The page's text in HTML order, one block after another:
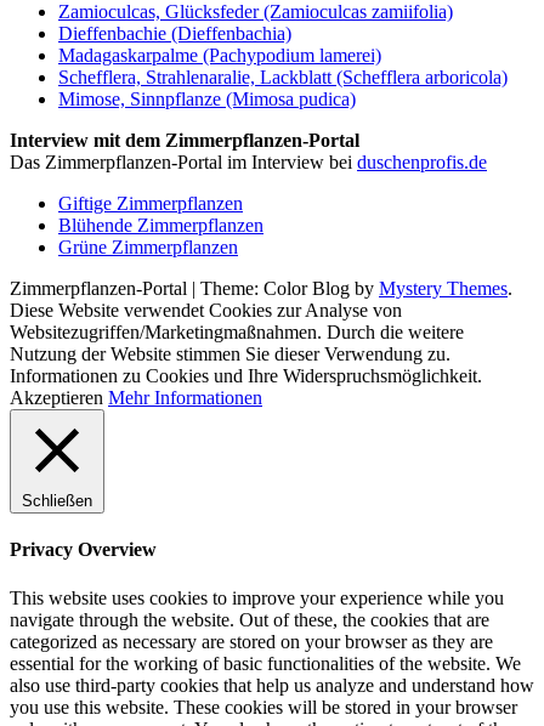
Zamioculcas, Glücksfeder (Zamioculcas zamiifolia)
Dieffenbachie (Dieffenbachia)
Madagaskarpalme (Pachypodium lamerei)
Schefflera, Strahlenaralie, Lackblatt (Schefflera arboricola)
Mimose, Sinnpflanze (Mimosa pudica)
Interview mit dem Zimmerpflanzen-Portal
Das Zimmerpflanzen-Portal im Interview bei duschenprofis.de
Giftige Zimmerpflanzen
Blühende Zimmerpflanzen
Grüne Zimmerpflanzen
Zimmerpflanzen-Portal | Theme: Color Blog by Mystery Themes.
Diese Website verwendet Cookies zur Analyse von
Websitezugriffen/Marketingmaßnahmen. Durch die weitere
Nutzung der Website stimmen Sie dieser Verwendung zu.
Informationen zu Cookies und Ihre Widerspruchsmöglichkeit.
Akzeptieren Mehr Informationen
Schließen
Privacy Overview
This website uses cookies to improve your experience while you
navigate through the website. Out of these, the cookies that are
categorized as necessary are stored on your browser as they are
essential for the working of basic functionalities of the website. We
also use third-party cookies that help us analyze and understand how
you use this website. These cookies will be stored in your browser